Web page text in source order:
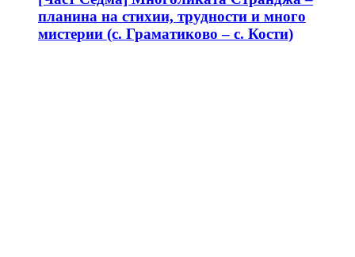
планина на стихии, трудности и много
мистерии (с. Граматиково – с. Кости)